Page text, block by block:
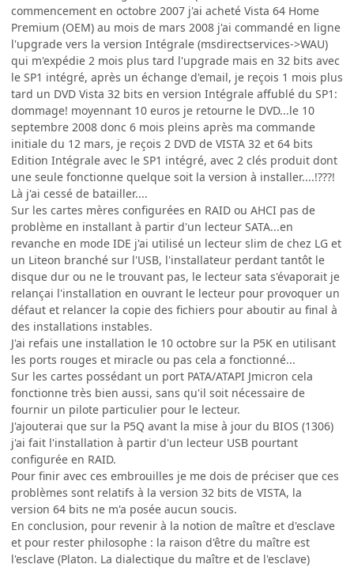
commencement en octobre 2007 j'ai acheté Vista 64 Home
Premium (OEM) au mois de mars 2008 j'ai commandé en ligne
l'upgrade vers la version Intégrale (msdirectservices->WAU)
qui m'expédie 2 mois plus tard l'upgrade mais en 32 bits avec
le SP1 intégré, après un échange d'email, je reçois 1 mois plus
tard un DVD Vista 32 bits en version Intégrale affublé du SP1:
dommage! moyennant 10 euros je retourne le DVD...le 10
septembre 2008 donc 6 mois pleins après ma commande
initiale du 12 mars, je reçois 2 DVD de VISTA 32 et 64 bits
Edition Intégrale avec le SP1 intégré, avec 2 clés produit dont
une seule fonctionne quelque soit la version à installer....!???!
Là j'ai cessé de batailler....
Sur les cartes mères configurées en RAID ou AHCI pas de
problème en installant à partir d'un lecteur SATA...en
revanche en mode IDE j'ai utilisé un lecteur slim de chez LG et
un Liteon branché sur l'USB, l'installateur perdant tantôt le
disque dur ou ne le trouvant pas, le lecteur sata s'évaporait je
relançai l'installation en ouvrant le lecteur pour provoquer un
défaut et relancer la copie des fichiers pour aboutir au final à
des installations instables.
J'ai refais une installation le 10 octobre sur la P5K en utilisant
les ports rouges et miracle ou pas cela a fonctionné...
Sur les cartes possédant un port PATA/ATAPI Jmicron cela
fonctionne très bien aussi, sans qu'il soit nécessaire de
fournir un pilote particulier pour le lecteur.
J'ajouterai que sur la P5Q avant la mise à jour du BIOS (1306)
j'ai fait l'installation à partir d'un lecteur USB pourtant
configurée en RAID.
Pour finir avec ces embrouilles je me dois de préciser que ces
problèmes sont relatifs à la version 32 bits de VISTA, la
version 64 bits ne m'a posée aucun soucis.
En conclusion, pour revenir à la notion de maître et d'esclave
et pour rester philosophe : la raison d'être du maître est
l'esclave (Platon. La dialectique du maître et de l'esclave)